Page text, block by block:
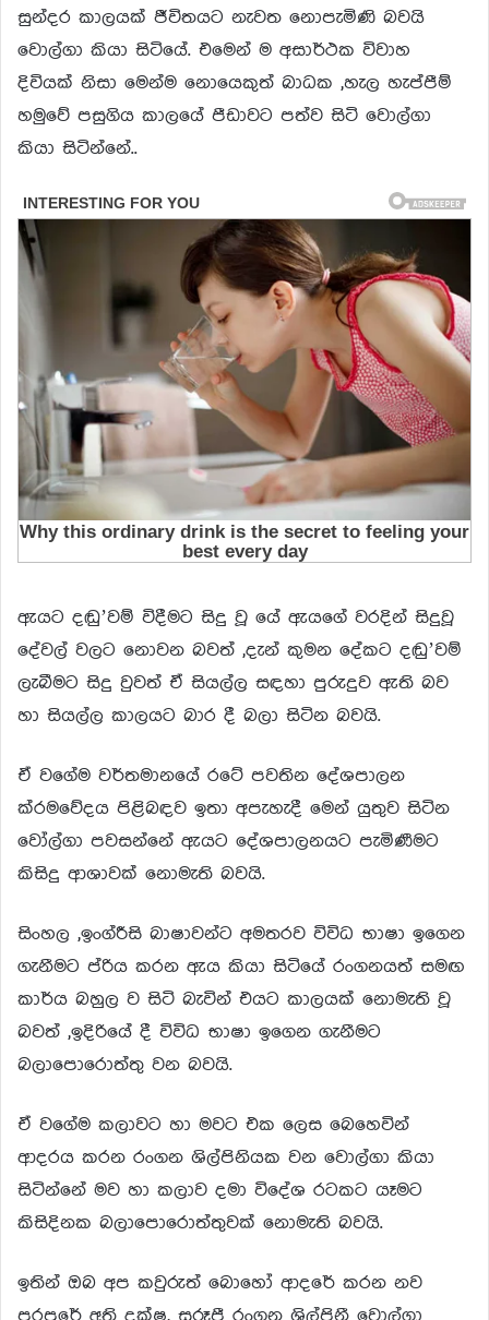
සුන්දර කාලයක් ජීවිතයට නැවත නොපැමිණි බවයි
වොල්ගා කියා සිටියේ. එමෙන් ම අසාර්ථක විවාහ
දිවියක් නිසා මෙන්ම නොයෙකුත් බාධක ,හැල හැප්පීම්
හමුවේ පසුගිය කාලයේ පීඩාවට පත්ව සිටි වොල්ගා
කියා සිටින්නේ..
ඇයට දඬු’වම් විදීමට සිදු වූ යේ ඇයගේ වරදින් සිදුවූ
දේවල් වලට නොවන බවත් ,දැන් කුමන දේකට දඬු’වම්
ලැබීමට සිදු වුවත් ඒ සියල්ල සඳහා පුරුදුව ඇති බව
හා සියල්ල කාලයට බාර දී බලා සිටින බවයි.
ඒ වගේම වර්තමානයේ රටේ පවතින දේශපාලන
ක්රමවේදය පිළිබඳව ඉතා අපැහැදී මෙන් යුතුව සිටින
වෝල්ගා පවසන්නේ ඇයට දේශපාලනයට පැමිණීමට
කිසිදු ආශාවක් නොමැති බවයි.
සිංහල ,ඉංග්රීසි බාෂාවන්ට අමතරව විවිධ භාෂා ඉගෙන
ගැනීමට ප්රිය කරන ඇය කියා සිටියේ රංගනයත් සමඟ
කාර්ය බහුල ව සිටි බැවින් එයට කාලයක් නොමැති වූ
බවත් ,ඉදිරියේ දී විවිධ භාෂා ඉගෙන ගැනීමට
බලාපොරොත්තු වන බවයි.
ඒ වගේම කලාවට හා මවට එක ලෙස බෙහෙවින්
ආදරය කරන රංගන ශිල්පිනියක වන වොල්ගා කියා
සිටින්නේ මව හා කලාව දමා විදේශ රටකට යෑමට
කිසිදිනක බලාපොරොත්තුවක් නොමැති බවයි.
ඉතින් ඔබ අප කවුරුත් බොහෝ ආදරේ කරන නව